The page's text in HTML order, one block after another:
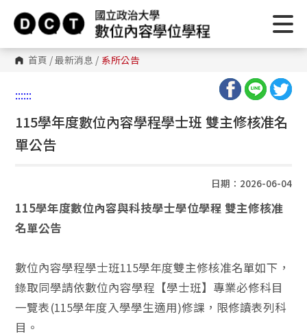
首頁 /最新消息 / 系所公告
::::::
115學年度數位內容學程學士班 雙主修核准名
單公告
日期：2026-06-04
115學年度數位內容與科技學士學位學程 雙主修核准
名單公告
數位內容學程學士班115學年度雙主修核准名單如下，
錄取同學請依數位內容學程【學士班】專業必修科目
一覽表(115學年度入學學生適用)修課，限修讀表列科
目。